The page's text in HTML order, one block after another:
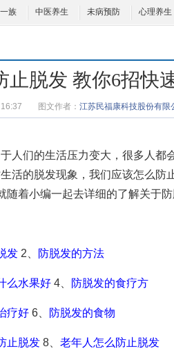
族 中医养生 未病预防 心理养生
止脱发 教你6招快
图文作者： 江苏民福康科技股份有限
们的生活压力变大，很多人都
活的脱发现象，我们应该怎么防
随着小编一起去详细的了解关于防
发 2、 防脱发的方法
么水果好 4、 防脱发的食疗方
疗好 6、 防脱发的食物
止脱发 8、 老年人怎么防止脱发